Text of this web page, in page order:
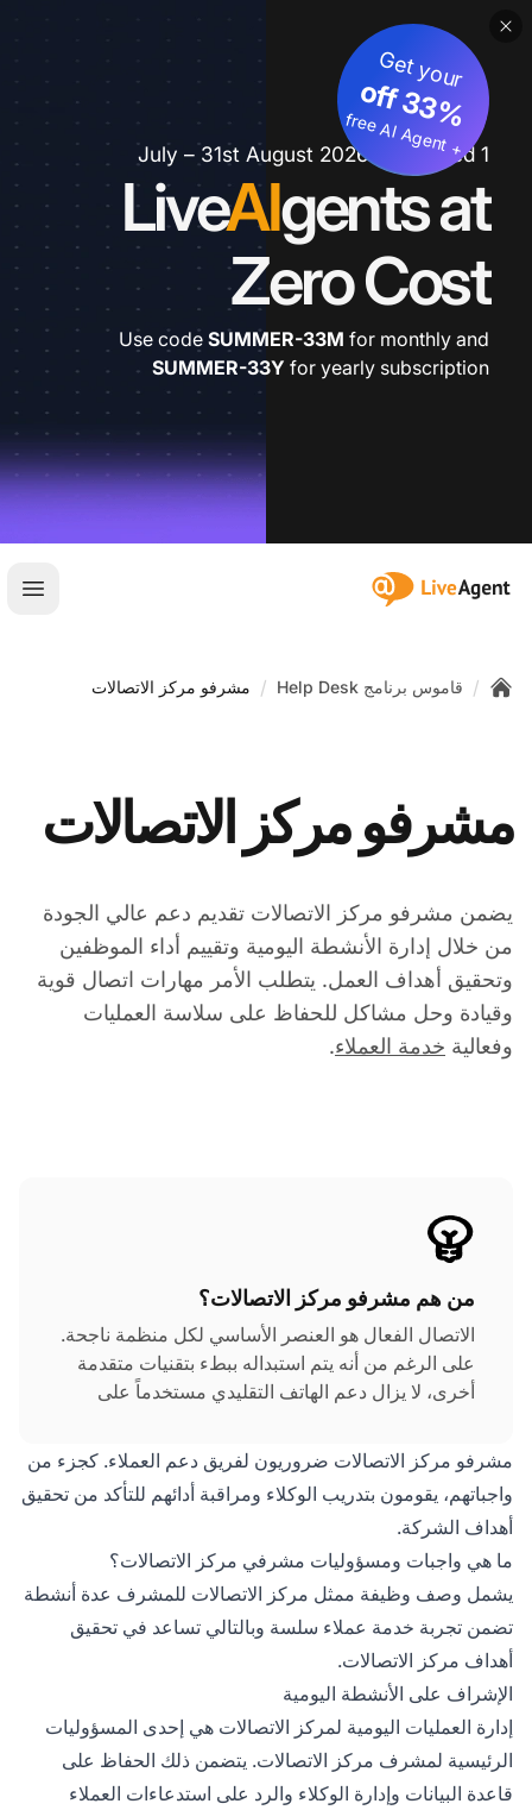
1 July – 31st August 2026 *extended
LiveAIgents at
Zero Cost
Get your
3
3
%
o
ff
+
fre
e
A
I A
g
e
nt
Use code SUMMER-33M for monthly and
SUMMER-33Y for yearly subscription
:site.title
فتح
/ قاموس برنامج Help Desk / مشرفو مركز الاتصالات
مشرفو مركز الاتصالات
يضمن مشرفو مركز الاتصالات تقديم دعم عالي الجودة
من خلال إدارة الأنشطة اليومية وتقييم أداء الموظفين
وتحقيق أهداف العمل. يتطلب الأمر مهارات اتصال قوية
وقيادة وحل مشاكل للحفاظ على سلاسة العمليات
وفعالية خدمة العملاء.
من هم مشرفو مركز الاتصالات؟
الاتصال الفعال هو العنصر الأساسي لكل منظمة ناجحة.
على الرغم من أنه يتم استبداله ببطء بتقنيات متقدمة
أخرى، لا يزال دعم الهاتف التقليدي مستخدماً على
ويساعد في حل المشاكل بسرعة أكبر.
مشرفو مركز الاتصالات ضروريون لفريق دعم العملاء. كجزء من
واجباتهم، يقومون بتدريب الوكلاء ومراقبة أدائهم للتأكد من تحقيق
أهداف الشركة.
ما هي واجبات ومسؤوليات مشرفي مركز الاتصالات؟
يشمل وصف وظيفة ممثل مركز الاتصالات للمشرف عدة أنشطة
تضمن تجربة خدمة عملاء سلسة وبالتالي تساعد في تحقيق
أهداف مركز الاتصالات.
الإشراف على الأنشطة اليومية
إدارة العمليات اليومية لمركز الاتصالات هي إحدى المسؤوليات
الرئيسية لمشرف مركز الاتصالات. يتضمن ذلك الحفاظ على
قاعدة البيانات وإدارة الوكلاء والرد على استدعاءات العملاء